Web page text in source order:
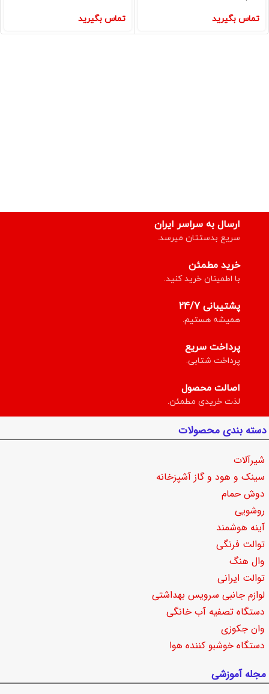
تماس بگیرید تماس بگیرید
ارسال به سراسر ایران
سریع بدستتان میرسد.
خرید مطمئن
با اطمینان خرید کنید.
پشتیبانی 24/7
همیشه هستیم.
پرداخت سریع
پرداخت شتابی.
اصالت محصول
لذت خریدی مطمئن.
دسته بندی محصولات
شیرآلات
سینک و هود و گاز آشپزخانه
دوش حمام
روشویی
آینه هوشمند
توالت فرنگی
وال هنگ
توالت ایرانی
لوازم جانبی سرویس بهداشتی
دستگاه تصفیه آب خانگی
وان جکوزی
دستگاه خوشبو کننده هوا
مجله آموزشی